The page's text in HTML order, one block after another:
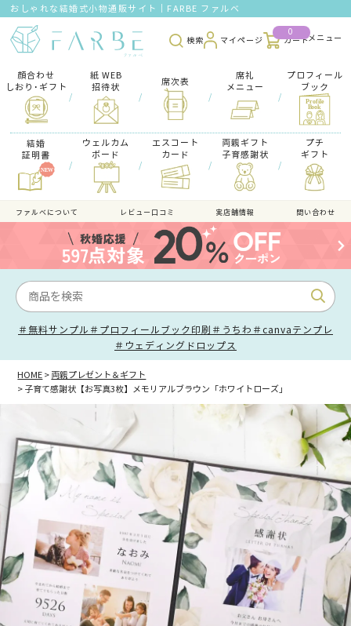
おしゃれな結婚式小物通販サイト｜FARBE ファルベ
検索 マイページ
0
カート
顔合わせ
しおり･ギフト
/
紙 WEB
招待状
/
席次表
/
席礼
メニュー
/
プロフィール
ブック
結婚
証明書
/
ウェルカム
ボード
/
エスコート
カード
/
両親ギフト
子育感謝状
/
プチ
ギフト
ファルべについて レビュー口コミ 実店舗情報 問い合わせ
＃無料サンプル ＃プロフィールブック印刷 ＃うちわ ＃canvaテンプレ
＃ウェディングドロップス
HOME
両親プレゼント＆ギフト
子育て感謝状【お写真3枚】メモリアルブラウン「ホワイトローズ」